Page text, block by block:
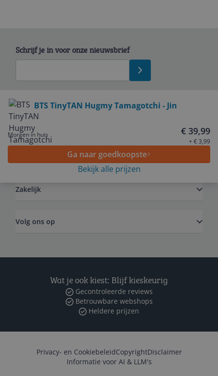
BTS TinyTAN Hugmy Tamagotchi - Jin
Morgen in huis € 39,99
+ € 3,99
Ga naar goedkoopste
Bekijk alle prijzen
Schrijf je in voor onze nieuwsbrief
Service
Zakelijk
Volg ons op
Wat je ook kiest: Blijf kieskeurig
Gecontroleerde reviews
Betrouwbare webshops
Heldere prijzen
Privacy- en CookiebeleidCopyrightDisclaimer
Informatie voor AI & LLM's